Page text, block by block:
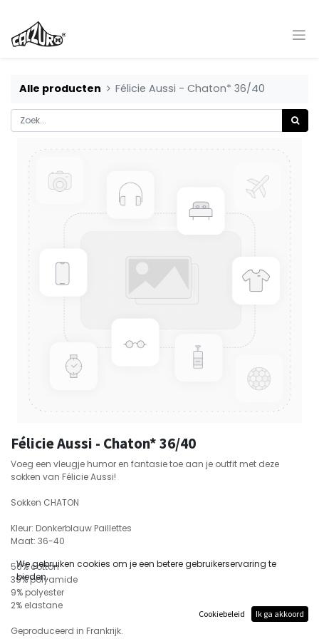
Alle producten Félicie Aussi - Chaton* 36/40
Félicie Aussi - Chaton* 36/40
Voeg een vleugje humor en fantasie toe aan je outfit met deze
sokken van Félicie Aussi!
Sokken CHATON
Kleur: Donkerblauw Paillettes
Maat: 36-40
50% cotton
39% polyamide
9% polyester
2% elastane
Geproduceerd in Frankrijk.
We gebruiken cookies om je een betere gebruikerservaring te
bieden.
Cookiebeleid Ik ga akkoord